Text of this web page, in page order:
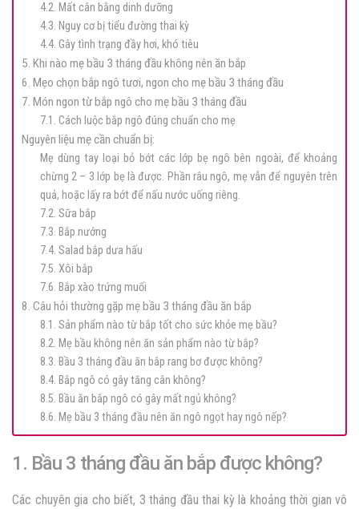
4.2. Mất cân bằng dinh dưỡng
4.3. Nguy cơ bị tiểu đường thai kỳ
4.4. Gây tình trạng đầy hơi, khó tiêu
5. Khi nào mẹ bầu 3 tháng đầu không nên ăn bắp
6. Mẹo chọn bắp ngô tươi, ngon cho mẹ bầu 3 tháng đầu
7. Món ngon từ bắp ngô cho mẹ bầu 3 tháng đầu
7.1. Cách luộc bắp ngô đúng chuẩn cho mẹ
Nguyên liệu mẹ cần chuẩn bị:
Mẹ dùng tay loại bỏ bớt các lớp bẹ ngô bên ngoài, để khoảng
chừng 2 – 3 lớp bẹ là được. Phần râu ngô, mẹ vẫn để nguyên trên
quả, hoặc lấy ra bớt để nấu nước uống riêng.
7.2. Sữa bắp
7.3. Bắp nướng
7.4. Salad bắp dưa hấu
7.5. Xôi bắp
7.6. Bắp xào trứng muối
8. Câu hỏi thường gặp mẹ bầu 3 tháng đầu ăn bắp
8.1. Sản phẩm nào từ bắp tốt cho sức khỏe mẹ bầu?
8.2. Mẹ bầu không nên ăn sản phẩm nào từ bắp?
8.3. Bầu 3 tháng đầu ăn bắp rang bơ được không?
8.4. Bắp ngô có gây tăng cân không?
8.5. Bầu ăn bắp ngô có gây mất ngủ không?
8.6. Mẹ bầu 3 tháng đầu nên ăn ngô ngọt hay ngô nếp?
1. Bầu 3 tháng đầu ăn bắp được không?
Các chuyên gia cho biết, 3 tháng đầu thai kỳ là khoảng thời gian vô